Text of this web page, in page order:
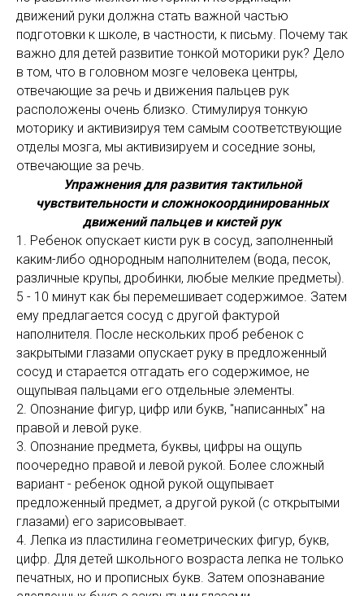
движений руки должна стать важной частью
подготовки к школе, в частности, к письму. Почему так
важно для детей развитие тонкой моторики рук? Дело
в том, что в головном мозге человека центры,
отвечающие за речь и движения пальцев рук
расположены очень близко. Стимулируя тонкую
моторику и активизируя тем самым соответствующие
отделы мозга, мы активизируем и соседние зоны,
отвечающие за речь.
Упражнения для развития тактильной
чувствительности и сложнокоординированных
движений пальцев и кистей рук
1. Ребенок опускает кисти рук в сосуд, заполненный
каким-либо однородным наполнителем (вода, песок,
различные крупы, дробинки, любые мелкие предметы).
5 - 10 минут как бы перемешивает содержимое. Затем
ему предлагается сосуд с другой фактурой
наполнителя. После нескольких проб ребенок с
закрытыми глазами опускает руку в предложенный
сосуд и старается отгадать его содержимое, не
ощупывая пальцами его отдельные элементы.
2. Опознание фигур, цифр или букв, "написанных" на
правой и левой руке.
3. Опознание предмета, буквы, цифры на ощупь
поочередно правой и левой рукой. Более сложный
вариант - ребенок одной рукой ощупывает
предложенный предмет, а другой рукой (с открытыми
глазами) его зарисовывает.
4. Лепка из пластилина геометрических фигур, букв,
цифр. Для детей школьного возраста лепка не только
печатных, но и прописных букв. Затем опознавание